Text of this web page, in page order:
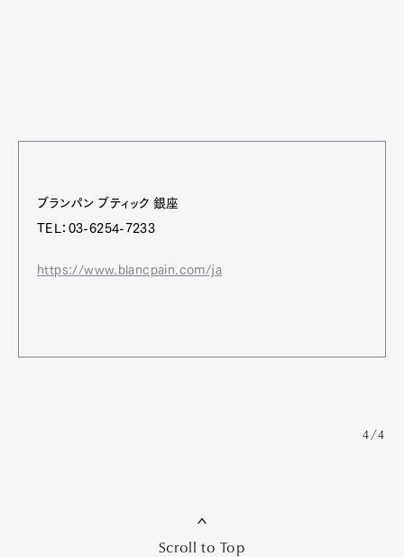
ブランパン ブティック 銀座
TEL：03-6254-7233
https://www.blancpain.com/ja
4/4
Scroll to Top